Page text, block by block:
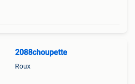
2088choupette
Roux